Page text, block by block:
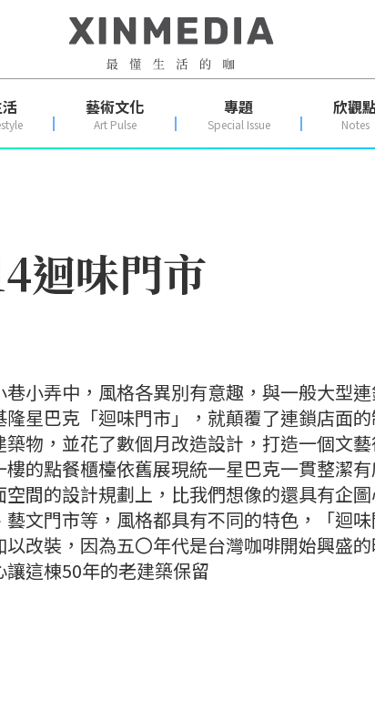
藝術文化
Art Pulse
專題
Special Issue
欣觀
Notes
迴味門市
小弄中，風格各異別有意趣，與一般大型
星巴克「迴味門市」，就顛覆了連鎖店面
物，並花了數個月改造設計，打造一個文
的點餐櫃檯依舊展現統一星巴克一貫整潔
間的設計規劃上，比我們想像的還具有企
文門市等，風格都具有不同的特色，「迴
改裝，因為五〇年代是台灣咖啡開始興盛
這棟50年的老建築保留